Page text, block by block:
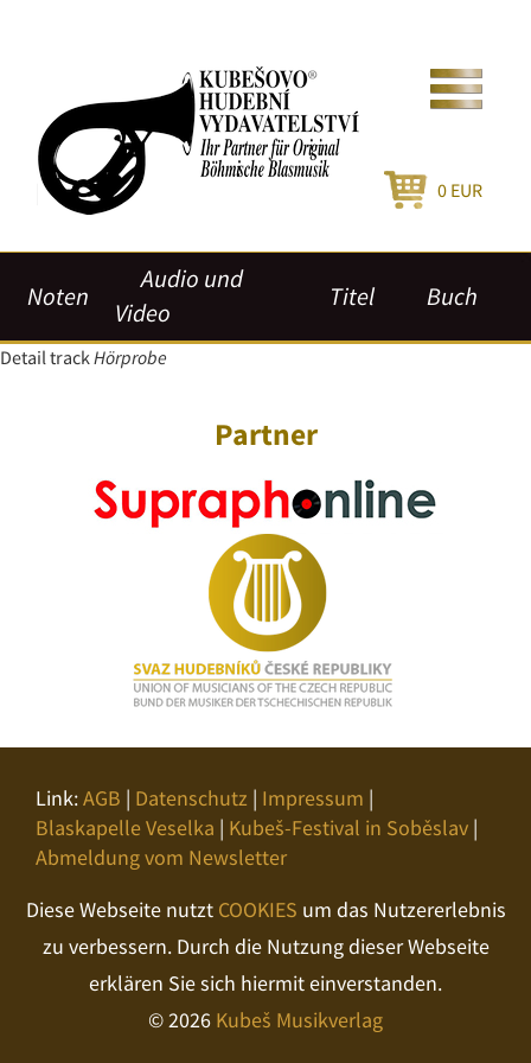
0 EUR
Noten
Audio und
Video
Titel Buch
Detail trackHörprobe
Partner
Link:AGB | Datenschutz | Impressum |
Blaskapelle Veselka | Kubeš-Festival in Soběslav |
Abmeldung vom Newsletter
Diese Webseite nutzt COOKIES um das Nutzererlebnis
zu verbessern. Durch die Nutzung dieser Webseite
erklären Sie sich hiermit einverstanden.
© 2026 Kubeš Musikverlag